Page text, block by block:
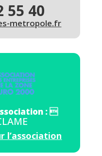
55 40
metropole.fr
: 
l’association